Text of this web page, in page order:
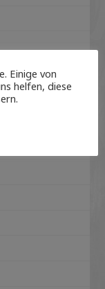
Einige von
helfen, diese